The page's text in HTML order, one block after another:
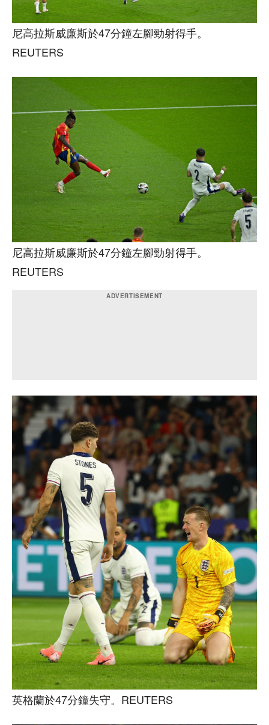
尼高拉斯威廉斯於47分鐘左腳勁射得手。
REUTERS
尼高拉斯威廉斯於47分鐘左腳勁射得手。
REUTERS
英格蘭於47分鐘失守。REUTERS